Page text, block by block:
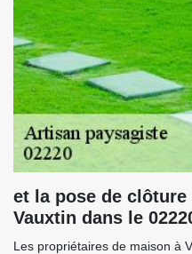
et la pose de
Vauxtin dans le
Les propriétaires de maison à